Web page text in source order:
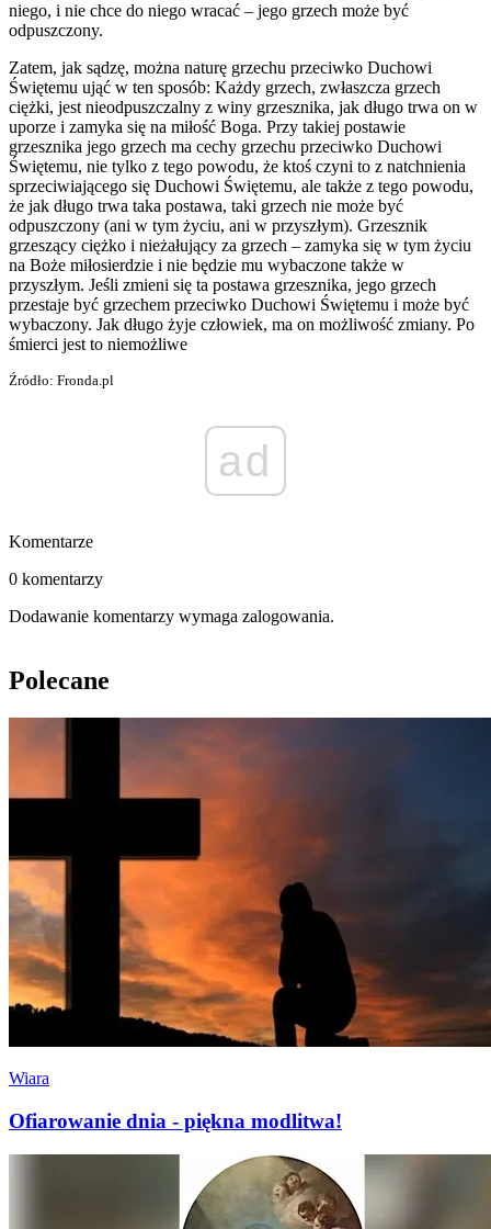
niego, i nie chce do niego wracać – jego grzech może być
odpuszczony.
Zatem, jak sądzę, można naturę grzechu przeciwko Duchowi
Świętemu ująć w ten sposób: Każdy grzech, zwłaszcza grzech
ciężki, jest nieodpuszczalny z winy grzesznika, jak długo trwa on w
uporze i zamyka się na miłość Boga. Przy takiej postawie
grzesznika jego grzech ma cechy grzechu przeciwko Duchowi
Świętemu, nie tylko z tego powodu, że ktoś czyni to z natchnienia
sprzeciwiającego się Duchowi Świętemu, ale także z tego powodu,
że jak długo trwa taka postawa, taki grzech nie może być
odpuszczony (ani w tym życiu, ani w przyszłym). Grzesznik
grzeszący ciężko i nieżałujący za grzech – zamyka się w tym życiu
na Boże miłosierdzie i nie będzie mu wybaczone także w
przyszłym. Jeśli zmieni się ta postawa grzesznika, jego grzech
przestaje być grzechem przeciwko Duchowi Świętemu i może być
wybaczony. Jak długo żyje człowiek, ma on możliwość zmiany. Po
śmierci jest to niemożliwe
Źródło: Fronda.pl
ad
Komentarze
0 komentarzy
Dodawanie komentarzy wymaga zalogowania.
Polecane
Wiara
Ofiarowanie dnia - piękna modlitwa!